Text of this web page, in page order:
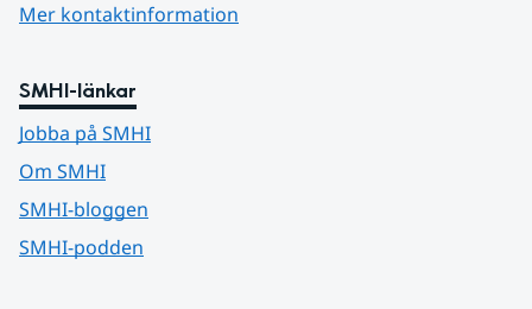
Mer kontaktinformation
SMHI-länkar
Jobba på SMHI
Om SMHI
SMHI-bloggen
SMHI-podden